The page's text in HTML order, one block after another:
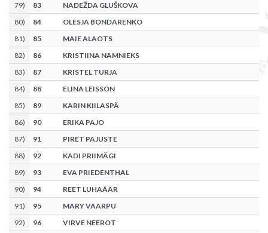
79) 83
NADEŽDA GLUŠKOVA
80) 84
OLESJA BONDARENKO
81) 85
MAIE ALAOTS
82) 86
KRISTIINA NAMNIEKS
83) 87
KRISTEL TURJA
84) 88
ELINA LEISSON
85) 89
KARIN KIILASPÄ
86) 90
ERIKA PAJO
87) 91
PIRET PAJUSTE
88) 92
KADI PRIIMÄGI
89) 93
EVA PRIEDENTHAL
90) 94
REET LUHAÄÄR
91) 95
MARY VAARPU
92) 96
VIRVE NEEROT